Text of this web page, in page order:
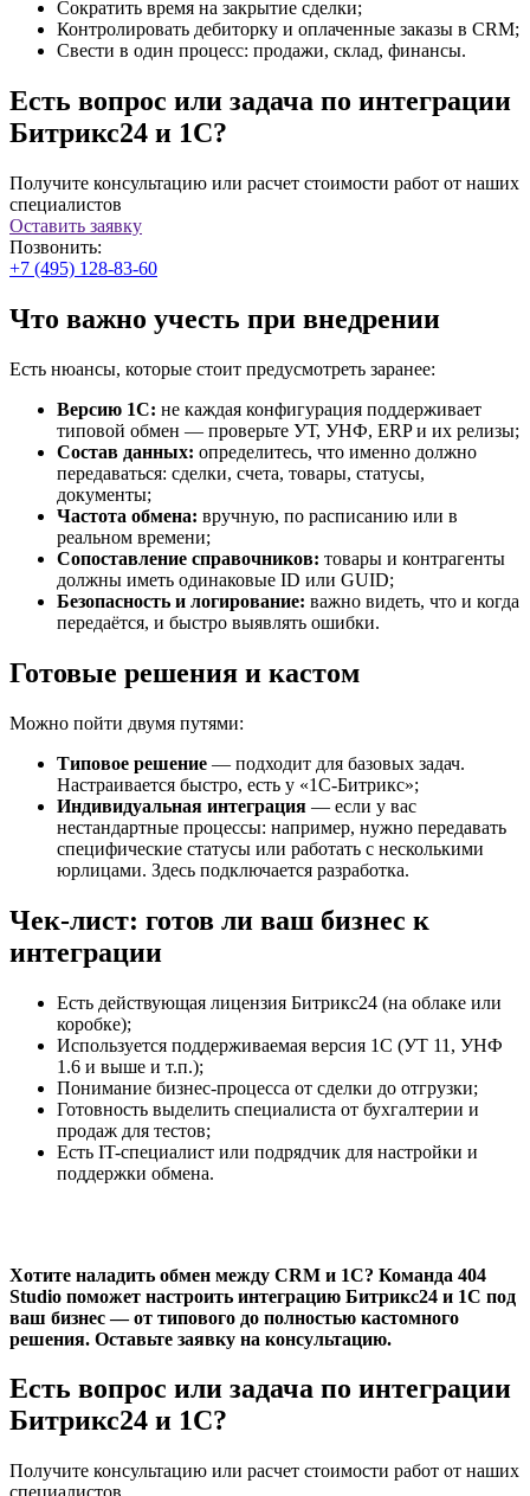
Сократить время на закрытие сделки;
Контролировать дебиторку и оплаченные заказы в CRM;
Свести в один процесс: продажи, склад, финансы.
Есть вопрос или задача по интеграции
Битрикс24 и 1С?
Получите консультацию или расчет стоимости работ от наших
специалистов
Оставить заявку
Позвонить:
+7 (495) 128-83-60
Что важно учесть при внедрении
Есть нюансы, которые стоит предусмотреть заранее:
Версию 1С: не каждая конфигурация поддерживает
типовой обмен — проверьте УТ, УНФ, ERP и их релизы;
Состав данных: определитесь, что именно должно
передаваться: сделки, счета, товары, статусы,
документы;
Частота обмена: вручную, по расписанию или в
реальном времени;
Сопоставление справочников: товары и контрагенты
должны иметь одинаковые ID или GUID;
Безопасность и логирование: важно видеть, что и когда
передаётся, и быстро выявлять ошибки.
Готовые решения и кастом
Можно пойти двумя путями:
Типовое решение — подходит для базовых задач.
Настраивается быстро, есть у «1С-Битрикс»;
Индивидуальная интеграция — если у вас
нестандартные процессы: например, нужно передавать
специфические статусы или работать с несколькими
юрлицами. Здесь подключается разработка.
Чек-лист: готов ли ваш бизнес к
интеграции
Есть действующая лицензия Битрикс24 (на облаке или
коробке);
Используется поддерживаемая версия 1С (УТ 11, УНФ
1.6 и выше и т.п.);
Понимание бизнес-процесса от сделки до отгрузки;
Готовность выделить специалиста от бухгалтерии и
продаж для тестов;
Есть IT-специалист или подрядчик для настройки и
поддержки обмена.
Хотите наладить обмен между CRM и 1С? Команда 404
Studio поможет настроить интеграцию Битрикс24 и 1С под
ваш бизнес — от типового до полностью кастомного
решения. Оставьте заявку на консультацию.
Есть вопрос или задача по интеграции
Битрикс24 и 1С?
Получите консультацию или расчет стоимости работ от наших